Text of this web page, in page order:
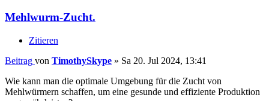
Mehlwurm-Zucht.
Zitieren
Beitrag von TimothySkype » Sa 20. Jul 2024, 13:41
Wie kann man die optimale Umgebung für die Zucht von
Mehlwürmern schaffen, um eine gesunde und effiziente Produktion